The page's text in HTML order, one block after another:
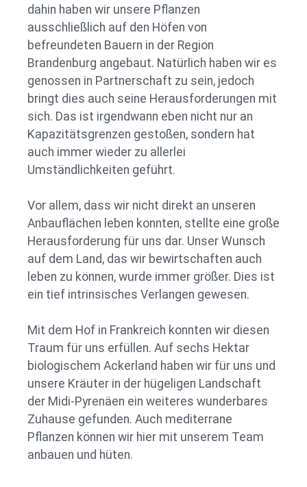
dahin haben wir unsere Pflanzen
ausschließlich auf den Höfen von
befreundeten Bauern in der Region
Brandenburg angebaut. Natürlich haben wir es
genossen in Partnerschaft zu sein, jedoch
bringt dies auch seine Herausforderungen mit
sich. Das ist irgendwann eben nicht nur an
Kapazitätsgrenzen gestoßen, sondern hat
auch immer wieder zu allerlei
Umständlichkeiten geführt.
Vor allem, dass wir nicht direkt an unseren
Anbauflächen leben konnten, stellte eine große
Herausforderung für uns dar. Unser Wunsch
auf dem Land, das wir bewirtschaften auch
leben zu können, wurde immer größer. Dies ist
ein tief intrinsisches Verlangen gewesen.
Mit dem Hof in Frankreich konnten wir diesen
Traum für uns erfüllen. Auf sechs Hektar
biologischem Ackerland haben wir für uns und
unsere Kräuter in der hügeligen Landschaft
der Midi-Pyrenäen ein weiteres wunderbares
Zuhause gefunden. Auch mediterrane
Pflanzen können wir hier mit unserem Team
anbauen und hüten.